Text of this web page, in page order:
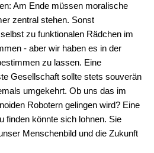
Am Ende müssen moralische
zentral stehen. Sonst
zu funktionalen Rädchen im
- aber wir haben es in der
zu lassen. Eine
Gesellschaft sollte stets souverän
umgekehrt. Ob uns das im
Robotern gelingen wird? Eine
finden könnte sich lohnen. Sie
Menschenbild und die Zukunft